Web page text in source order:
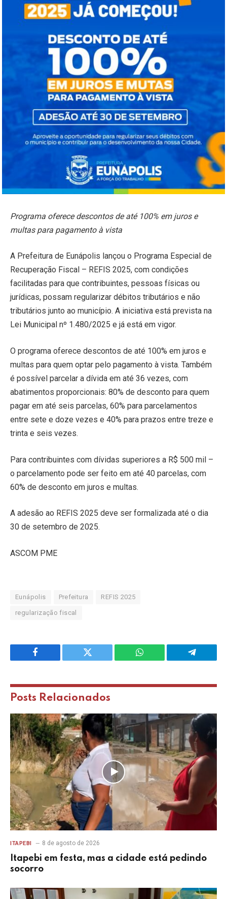
Programa oferece descontos de até 100% em juros e
multas para pagamento à vista
A Prefeitura de Eunápolis lançou o Programa Especial de
Recuperação Fiscal – REFIS 2025, com condições
facilitadas para que contribuintes, pessoas físicas ou
jurídicas, possam regularizar débitos tributários e não
tributários junto ao município. A iniciativa está prevista na
Lei Municipal nº 1.480/2025 e já está em vigor.
O programa oferece descontos de até 100% em juros e
multas para quem optar pelo pagamento à vista. Também
é possível parcelar a dívida em até 36 vezes, com
abatimentos proporcionais: 80% de desconto para quem
pagar em até seis parcelas, 60% para parcelamentos
entre sete e doze vezes e 40% para prazos entre treze e
trinta e seis vezes.
Para contribuintes com dívidas superiores a R$ 500 mil –
o parcelamento pode ser feito em até 40 parcelas, com
60% de desconto em juros e multas.
A adesão ao REFIS 2025 deve ser formalizada até o dia
30 de setembro de 2025.
ASCOM PME
Eunápolis Prefeitura REFIS 2025
regularização fiscal
Facebook Twitter WhatsApp Telegram
Posts Relacionados
ITAPEBI 8 de agosto de 2026
Itapebi em festa, mas a cidade está pedindo
socorro